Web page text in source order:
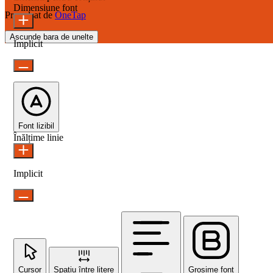
Propulsat de OneTap
Ascunde bara de unelte
Dimensiune font
Implicit
Font lizibil
Înălțime linie
Implicit
Cursor Spațiu între litere Grosime font